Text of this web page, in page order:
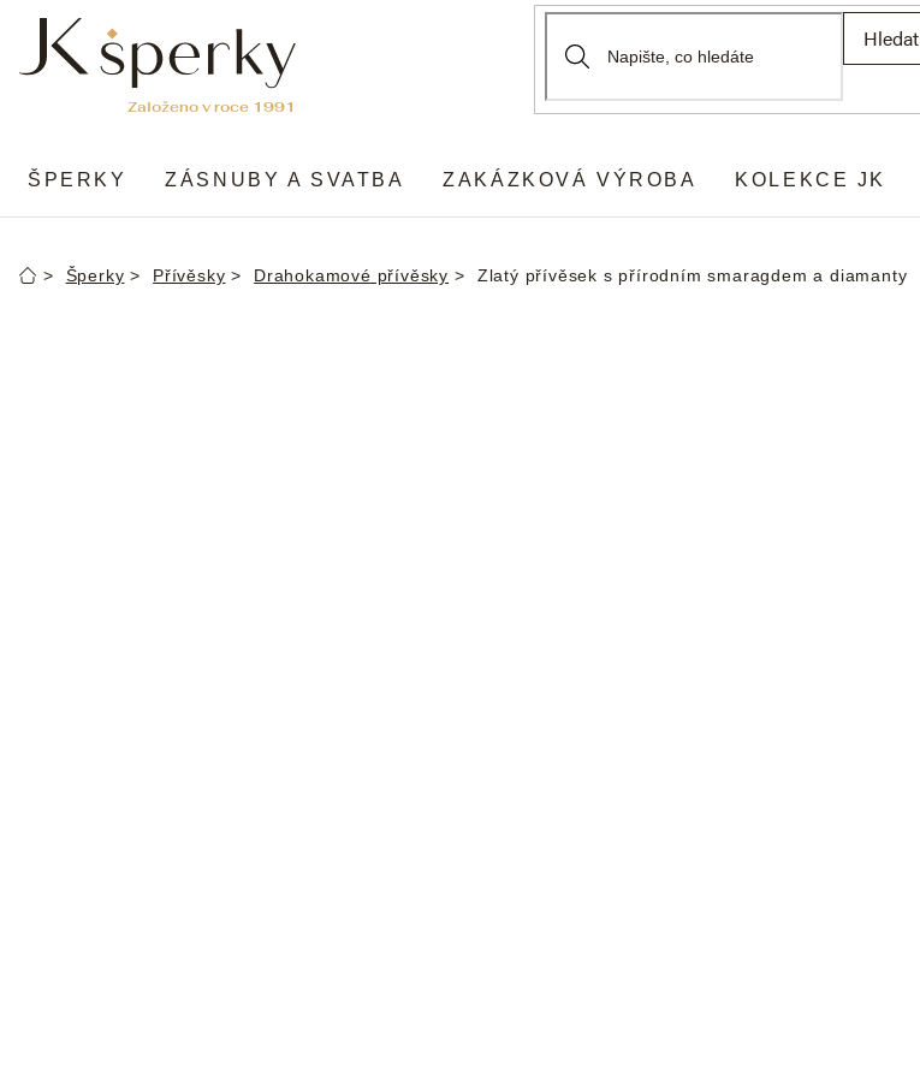
obsah
Hledat
ŠPERKY ZÁSNUBY A SVATBA ZAKÁZKOVÁ VÝROBA KOLEKCE JK
DomůŠperky Přívěsky Drahokamové přívěsky Zlatý přívěsek s přírodním smaragdem a diamanty